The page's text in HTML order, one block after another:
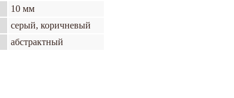
10 мм
серый, коричневый
абстрактный